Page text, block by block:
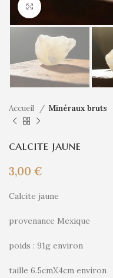
Cliquez pour
Accueil Minéraux bruts
calcite jaune
3,00 €
Calcite jaune
provenance Mexique
poids : 91g environ
taille 6.5cmX4cm environ